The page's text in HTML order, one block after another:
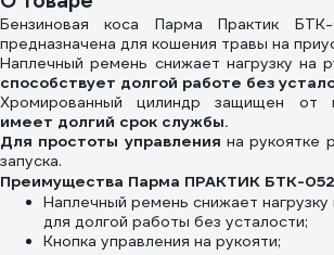
Бензиновая коса Парма Практик
предназначена для кошения травы на
Наплечный ремень снижает нагрузку на
способствует долгой работе без
Хромированный цилиндр защищен от
имеет долгий срок службы.
Для простоты управления на рукоятке
запуска.
Преимущества Парма ПРАКТИК БТК-
Наплечный ремень снижает нагрузку
для долгой работы без усталости;
Кнопка управления на рукояти;